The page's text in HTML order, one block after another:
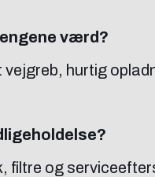
værd?
vejgreb, hurtig
filtre og